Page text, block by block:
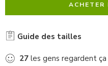
ACHETER
Guide des tailles
27 les gens regardent